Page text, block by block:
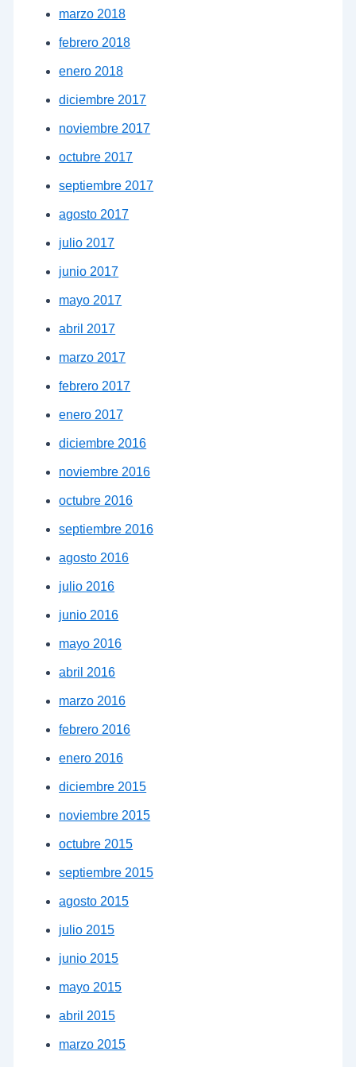
marzo 2018
febrero 2018
enero 2018
diciembre 2017
noviembre 2017
octubre 2017
septiembre 2017
agosto 2017
julio 2017
junio 2017
mayo 2017
abril 2017
marzo 2017
febrero 2017
enero 2017
diciembre 2016
noviembre 2016
octubre 2016
septiembre 2016
agosto 2016
julio 2016
junio 2016
mayo 2016
abril 2016
marzo 2016
febrero 2016
enero 2016
diciembre 2015
noviembre 2015
octubre 2015
septiembre 2015
agosto 2015
julio 2015
junio 2015
mayo 2015
abril 2015
marzo 2015